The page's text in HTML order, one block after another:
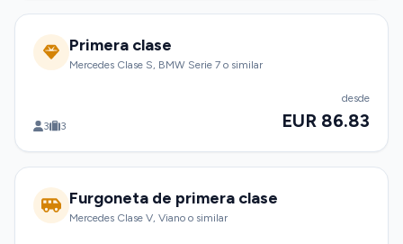
Primera clase
Mercedes Clase S, BMW Serie 7 o similar
3 3
desde
EUR 86.83
Furgoneta de primera clase
Mercedes Clase V, Viano o similar